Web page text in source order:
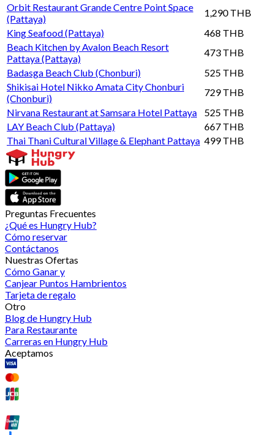
Orbit Restaurant Grande Centre Point Space
(Pattaya)
1,290 THB
King Seafood (Pattaya)
468 THB
Beach Kitchen by Avalon Beach Resort
Pattaya (Pattaya)
473 THB
Badasga Beach Club (Chonburi)
525 THB
Shikisai Hotel Nikko Amata City Chonburi
(Chonburi)
729 THB
Nirvana Restaurant at Samsara Hotel Pattaya
525 THB
LAY Beach Club (Pattaya)
667 THB
Thai Thani Cultural Village & Elephant Pattaya 499 THB
Preguntas Frecuentes
¿Qué es Hungry Hub?
Cómo reservar
Contáctanos
Nuestras Ofertas
Cómo Ganar y
Canjear Puntos Hambrientos
Tarjeta de regalo
Otro
Blog de Hungry Hub
Para Restaurante
Carreras en Hungry Hub
Aceptamos